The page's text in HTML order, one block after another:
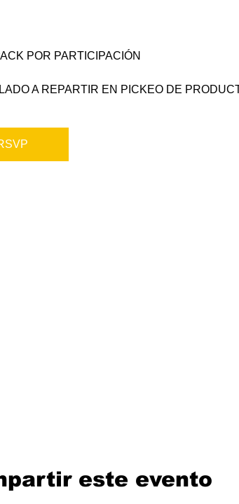
POR PARTICIPACIÓN
A REPARTIR EN PICKEO DE
este evento